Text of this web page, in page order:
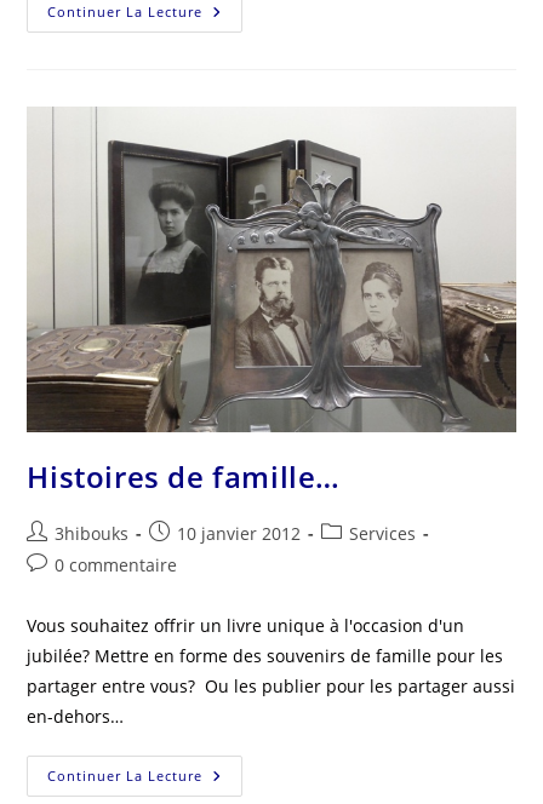
Continuer La Lecture
Histoires de famille…
3hibouks 10 janvier 2012
Services
0 commentaire
Vous souhaitez offrir un livre unique à l'occasion d'un
jubilée? Mettre en forme des souvenirs de famille pour les
partager entre vous? Ou les publier pour les partager aussi
en-dehors…
Continuer La Lecture